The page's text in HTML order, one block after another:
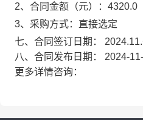
2、合同金额（元）：4320.0
3、采购方式：直接选定
七、合同签订日期：
八、合同发布日期： 2024-
更多详情咨询：